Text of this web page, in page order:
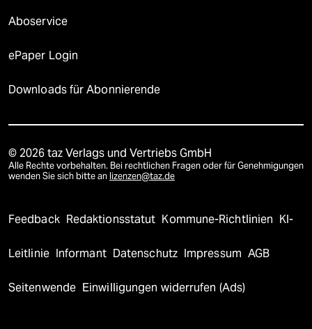
Aboservice
ePaper Login
Downloads für Abonnierende
© 2026 taz Verlags und Vertriebs GmbH
Alle Rechte vorbehalten. Bei rechtlichen Fragen oder für Genehmigungen
wenden Sie sich bitte an lizenzen@taz.de
Feedback Redaktionsstatut Kommune-Richtlinien KI-
Leitlinie Informant Datenschutz Impressum AGB
Seitenwende Einwilligungen widerrufen (Ads)